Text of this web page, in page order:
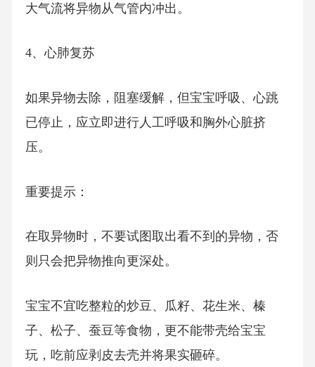
大气流将异物从气管内冲出。
4、心肺复苏
如果异物去除，阻塞缓解，但宝宝呼吸、心跳
已停止，应立即进行人工呼吸和胸外心脏挤
压。
重要提示：
在取异物时，不要试图取出看不到的异物，否
则只会把异物推向更深处。
宝宝不宜吃整粒的炒豆、瓜籽、花生米、榛
子、松子、蚕豆等食物，更不能带壳给宝宝
玩，吃前应剥皮去壳并将果实砸碎。